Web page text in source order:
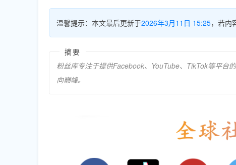
温馨提示：本文最后更新于2026年3月11日 15:25，若内
摘要
粉丝库专注于提供Facebook、YouTube、TikTok等平台
向巅峰。